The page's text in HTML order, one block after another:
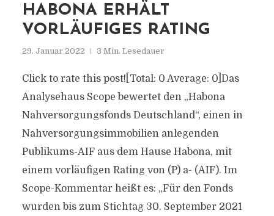
HABONA ERHÄLT
VORLÄUFIGES RATING
29. Januar 2022 3 Min. Lesedauer
Click to rate this post![Total: 0 Average: 0]Das
Analysehaus Scope bewertet den „Habona
Nahversorgungsfonds Deutschland“, einen in
Nahversorgungsimmobilien anlegenden
Publikums-AIF aus dem Hause Habona, mit
einem vorläufigen Rating von (P) a- (AIF). Im
Scope-Kommentar heißt es: „Für den Fonds
wurden bis zum Stichtag 30. September 2021